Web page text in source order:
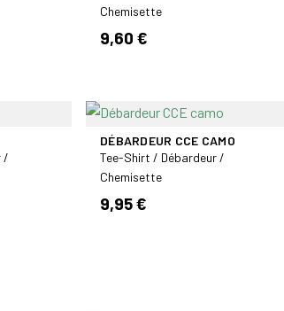
Chemisette
9,60 €
/
DÉBARDEUR CCE CAMO
Tee-Shirt / Débardeur /
Chemisette
9,95 €